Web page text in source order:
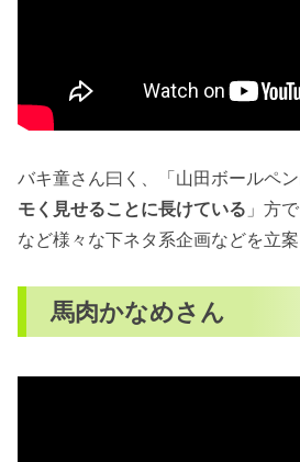
バキ童さん曰く、「山田ボールペ
モく見せることに長けている 」方
など様々な下ネタ系企画などを立案
馬肉かなめさん